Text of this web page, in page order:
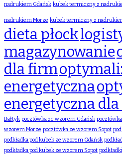
nadrukiem Gdańsk kubek termiczny z
nadrukiem Morze kubek termiczny z
dieta płock
magazynowanie
dla firm
energetyczna
energetyczna
Bałtyk pocztówka ze wzorem Gdańsk
wzorem Morze pocztówka ze wzorem Sopot
podkładka pod kubek ze wzorem Gdańsk
podkładka pod kubek ze wzorem Sopot